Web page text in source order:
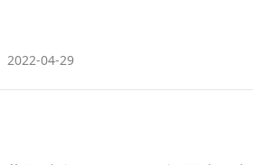
2022-04-29